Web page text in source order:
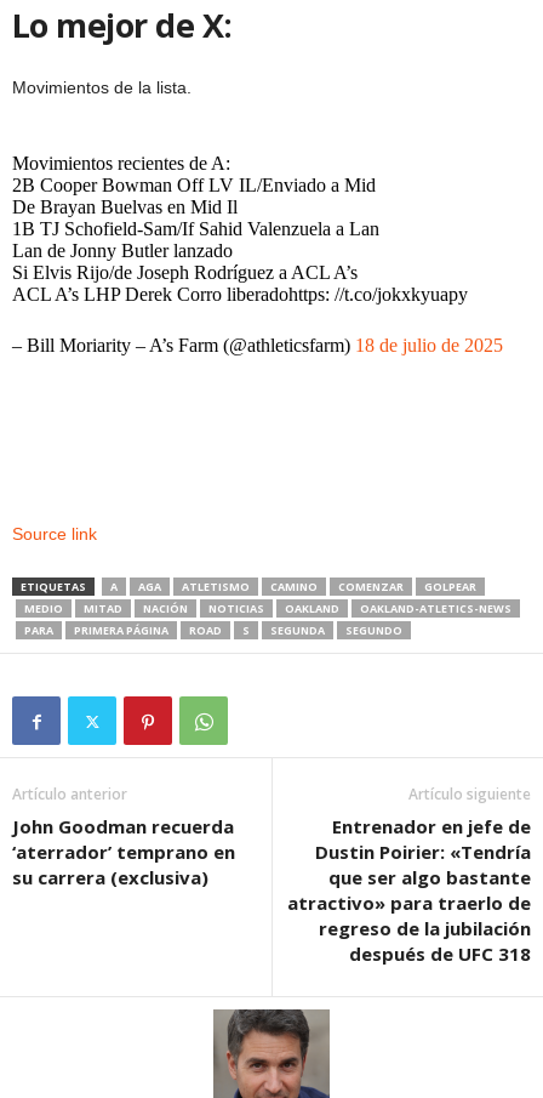
Lo mejor de X:
Movimientos de la lista.
Movimientos recientes de A:
2B Cooper Bowman Off LV IL/Enviado a Mid
De Brayan Buelvas en Mid Il
1B TJ Schofield-Sam/If Sahid Valenzuela a Lan
Lan de Jonny Butler lanzado
Si Elvis Rijo/de Joseph Rodríguez a ACL A’s
ACL A’s LHP Derek Corro liberadohttps: //t.co/jokxkyuapy
– Bill Moriarity – A’s Farm (@athleticsfarm) 18 de julio de 2025
Source link
ETIQUETAS A AGA ATLETISMO CAMINO COMENZAR
GOLPEAR
MEDIO
MITAD NACIÓN NOTICIAS OAKLAND
OAKLAND-ATLETICS-NEWS
PARA
PRIMERA PÁGINA ROAD S SEGUNDA SEGUNDO
Artículo anterior
John Goodman recuerda
‘aterrador’ temprano en
su carrera (exclusiva)
Artículo siguiente
Entrenador en jefe de
Dustin Poirier: «Tendría
que ser algo bastante
atractivo» para traerlo de
regreso de la jubilación
después de UFC 318